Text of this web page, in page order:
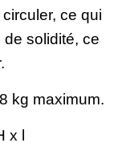
ce qui
solidité, ce
kg maximum.
l